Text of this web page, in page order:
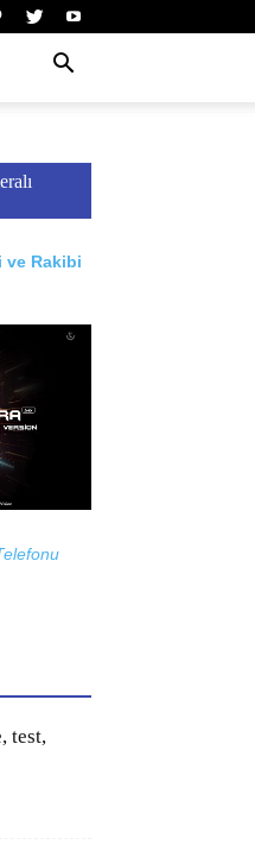
ve Rakibi
test,